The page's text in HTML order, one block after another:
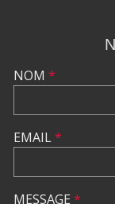
NOM *
EMAIL*
MESSAGE *